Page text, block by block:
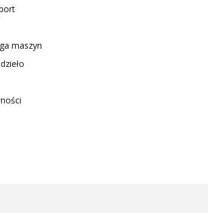
maszyn